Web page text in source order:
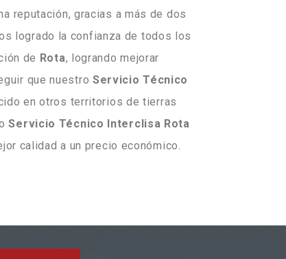
reputación, gracias a más de dos
logrado la confianza de todos los
de Rota, logrando mejorar
que nuestro Servicio Técnico
en otros territorios de tierras
Servicio Técnico Interclisa Rota
calidad a un precio económico.